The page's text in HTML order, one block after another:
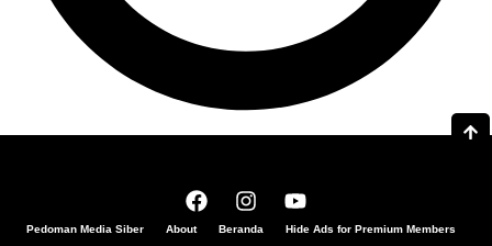
Pedoman Media Siber About Beranda
Hide Ads for Premium Members